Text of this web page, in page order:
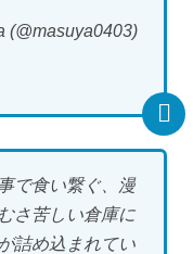
で食い繋ぐ、漫
さ苦しい倉庫に
詰め込まれてい